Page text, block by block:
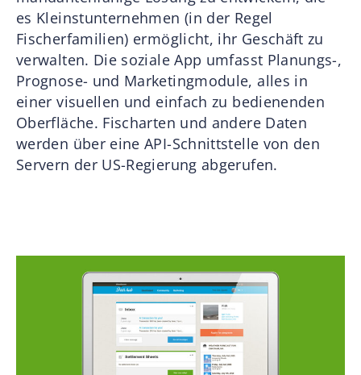
es Kleinstunternehmen (in der Regel
Fischerfamilien) ermöglicht, ihr Geschäft zu
verwalten. Die soziale App umfasst Planungs-,
Prognose- und Marketingmodule, alles in
einer visuellen und einfach zu bedienenden
Oberfläche. Fischarten und andere Daten
werden über eine API-Schnittstelle von den
Servern der US-Regierung abgerufen.